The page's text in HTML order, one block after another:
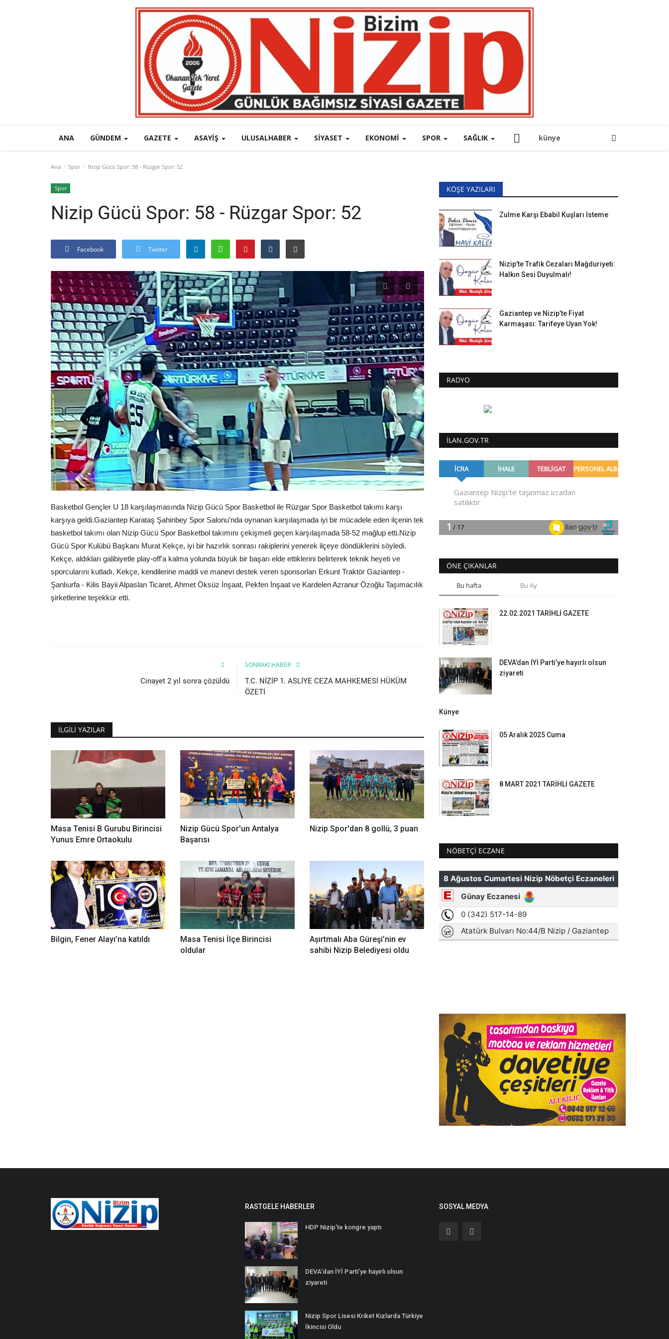
ANA GÜNDEM GAZETE ASAYIŞ ULUSALHABER SIYASET EKONOMI SPOR SAĞLIK künye
Ana Spor Nizip Gücü Spor: 58 - Rüzgar Spor: 52
Spor
Nizip Gücü Spor: 58 - Rüzgar Spor: 52
Facebook Twitter
Basketbol Gençler U 18 karşılaşmasında Nizip Gücü Spor Basketbol ile Rüzgar Spor Basketbol takımı karşı
karşıya geldi.Gaziantep Karataş Şahinbey Spor Salonu’nda oynanan karşılaşmada iyi bir mücadele eden ilçenin tek
basketbol takımı olan Nizip Gücü Spor Basketbol takımını çekişmeli geçen karşılaşmada 58-52 mağlup etti.Nizip
Gücü Spor Kulübü Başkanı Murat Kekçe, iyi bir hazırlık sonrası rakiplerini yenerek ilçeye döndüklerini söyledi.
Kekçe, aldıkları galibiyetle play-off'a kalma yolunda büyük bir başarı elde ettiklerini belirterek teknik heyeti ve
sporcularını kutladı. Kekçe, kendilerine maddi ve manevi destek veren sponsorları Erkunt Traktör Gaziantep -
Şanlıurfa - Kilis Bayii Alpaslan Ticaret, Ahmet Öksüz İnşaat, Pekfen İnşaat ve Kardelen Azranur Özoğlu Taşımacılık
şirketlerine teşekkür etti.
Cinayet 2 yıl sonra çözüldü
SONRAKI HABER
T.C. NİZİP 1. ASLİYE CEZA MAHKEMESİ HÜKÜM
ÖZETİ
İLGILI YAZILAR
Masa Tenisi B Gurubu Birincisi
Yunus Emre Ortaokulu
Nizip Gücü Spor'un Antalya
Başarısı
Nizip Spor'dan 8 gollü, 3 puan
Bilgin, Fener Alayı’na katıldı
Masa Tenisi İlçe Birincisi
oldular
Așırtmalı Aba Güreşi’nin ev
sahibi Nizip Belediyesi oldu
KÖŞE YAZILARI
Zulme Karşı Ebabil Kuşları İsteme
Nizip'te Trafik Cezaları Mağduriyeti:
Halkın Sesi Duyulmalı!
Gaziantep ve Nizip’te Fiyat
Karmaşası: Tarifeye Uyan Yok!
RADYO
ILAN.GOV.TR
ÖNE ÇIKANLAR
Bu hafta Bu Ay
22.02.2021 TARİHLİ GAZETE
DEVA’dan İYİ Parti’ye hayırlı olsun
ziyareti
Künye
05 Aralık 2025 Cuma
8 MART 2021 TARİHLİ GAZETE
NÖBETÇI ECZANE
RASTGELE HABERLER
HDP Nizip’te kongre yaptı
DEVA’dan İYİ Parti’ye hayırlı olsun
ziyareti
Nizip Spor Lisesi Kriket Kızlarda Türkiye
İkincisi Oldu
SOSYAL MEDYA